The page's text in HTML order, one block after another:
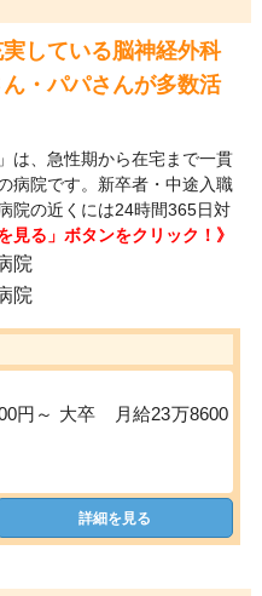
している脳神経外科
・パパさんが多数活
は、急性期から在宅まで一貫
病院です。新卒者・中途入職
院の近くには24時間365日対
る」ボタンをクリック！》
円～ 大卒 月給23万8600
詳細を見る